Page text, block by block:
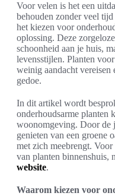
Voor velen is het een
behouden zonder veel
het kiezen voor
oplossing. Deze
schoonheid aan je huis,
levensstijlen. Planten
weinig aandacht vereisen
gedoe.
In dit artikel wordt
onderhoudsarme planten
woonomgeving. Door de
genieten van een groene
met zich meebrengt.
van planten binnenshuis,
website.
Waarom kiezen voor